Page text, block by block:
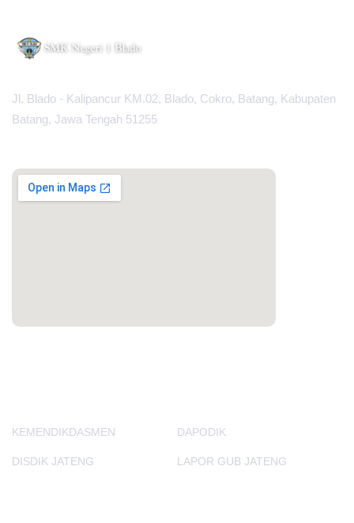
Jl. Blado - Kalipancur KM.02, Blado, Cokro, Batang, Kabupaten
Batang, Jawa Tengah 51255
KEMENDIKDASMEN DAPODIK
DISDIK JATENG LAPOR GUB JATENG